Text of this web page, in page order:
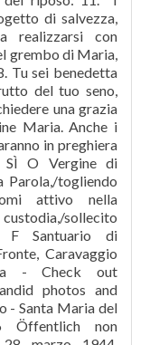
di salvezza,
realizzarsi con
grembo di Maria,
Tu sei benedetta
del tuo seno,
una grazia
Maria. Anche i
in preghiera
SÌ O Vergine di
Parola,/togliendo
attivo nella
sollecito
F Santuario di
Caravaggio
- Check out
photos and
- Santa Maria del
Öffentlich non